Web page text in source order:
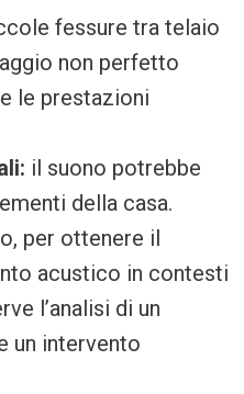
fessure tra telaio
non perfetto
le prestazioni
il suono potrebbe
della casa.
per ottenere il
acustico in contesti
l’analisi di un
un intervento